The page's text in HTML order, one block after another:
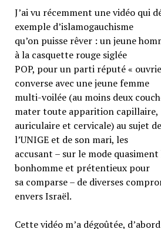
J’ai vu récemment une vidéo qui
exemple d’islamogauchisme
qu’on puisse rêver : un jeune
à la casquette rouge siglée
POP, pour un parti réputé «
converse avec une jeune femme
multi-voilée (au moins deux
mater toute apparition capillaire,
auriculaire et cervicale) au sujet
l’UNIGE et de son mari, les
accusant – sur le mode
bonhomme et prétentieux pour
sa comparse – de diverses
envers Israël.
Cette vidéo m’a dégoûtée,